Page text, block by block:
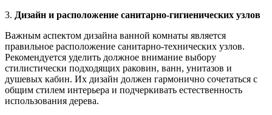
3. Дизайн и расположение санитарно-гигиенических узлов
Важным аспектом дизайна ванной комнаты является
правильное расположение санитарно-технических узлов.
Рекомендуется уделить должное внимание выбору
стилистически подходящих раковин, ванн, унитазов и
душевых кабин. Их дизайн должен гармонично сочетаться с
общим стилем интерьера и подчеркивать естественность
использования дерева.